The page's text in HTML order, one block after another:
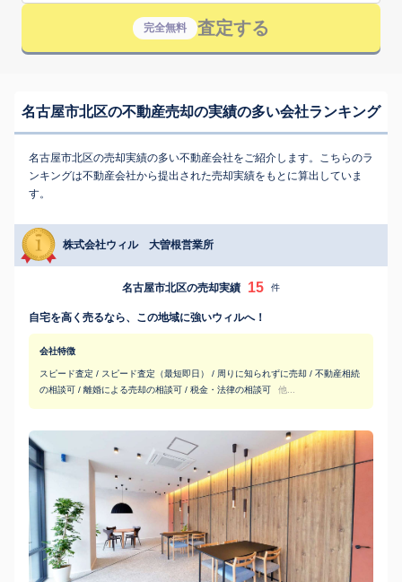
完全無料 査定する
名古屋市北区の不動産売却の実績の多い会社ランキング
名古屋市北区の売却実績の多い不動産会社をご紹介します。こちらのラ
ンキングは不動産会社から提出された売却実績をもとに算出していま
す。
株式会社ウィル 大曽根営業所
名古屋市北区の売却実績 15 件
自宅を高く売るなら、この地域に強いウィルへ！
会社特徴
スピード査定 / スピード査定（最短即日） / 周りに知られずに売却 / 不動産相続
の相談可 / 離婚による売却の相談可 / 税金・法律の相談可
他...